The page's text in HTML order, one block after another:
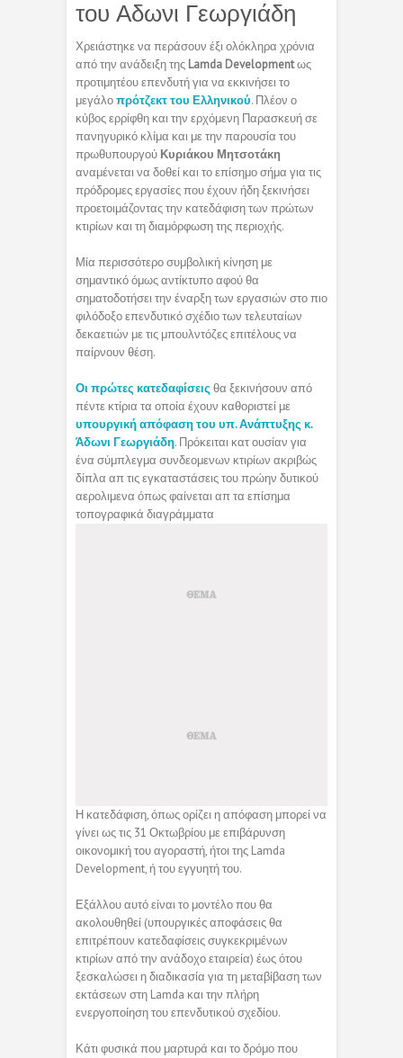
του Αδωνι Γεωργιάδη
Χρειάστηκε να περάσουν έξι ολόκληρα χρόνια
από την ανάδειξη της Lamda Developmentως
προτιμητέου επενδυτή για να εκκινήσει το
μεγάλοπρότζεκτ του Ελληνικού. Πλέον ο
κύβος ερρίφθη και την ερχόμενη Παρασκευή σε
πανηγυρικό κλίμα και με την παρουσία του
πρωθυπουργού Κυριάκου Μητσοτάκη
αναμένεται να δοθεί και το επίσημο σήμα για τις
πρόδρομες εργασίες που έχουν ήδη ξεκινήσει
προετοιμάζοντας την κατεδάφιση των πρώτων
κτιρίων και τη διαμόρφωση της περιοχής.
Μία περισσότερο συμβολική κίνηση με
σημαντικό όμως αντίκτυπο αφού θα
σηματοδοτήσει την έναρξη των εργασιών στο πιο
φιλόδοξο επενδυτικό σχέδιο των τελευταίων
δεκαετιών με τις μπουλντόζες επιτέλους να
παίρνουν θέση.
Οι πρώτες κατεδαφίσεις θα ξεκινήσουν από
πέντε κτίρια τα οποία έχουν καθοριστεί με
υπουργική απόφαση του υπ. Ανάπτυξης κ.
Άδωνι Γεωργιάδη. Πρόκειται κατ ουσίαν για
ένα σύμπλεγμα συνδεομενων κτιρίων ακριβώς
δίπλα απ τις εγκαταστάσεις του πρώην δυτικού
αερολιμενα όπως φαίνεται απ τα επίσημα
τοπογραφικά διαγράμματα
Η κατεδάφιση, όπως ορίζει η απόφαση μπορεί να
γίνει ως τις 31 Οκτωβρίου με επιβάρυνση
οικονομική του αγοραστή, ήτοι της Lamda
Development, ή του εγγυητή του.
Εξάλλου αυτό είναι το μοντέλο που θα
ακολουθηθεί (υπουργικές αποφάσεις θα
επιτρέπουν κατεδαφίσεις συγκεκριμένων
κτιρίων από την ανάδοχο εταιρεία) έως ότου
ξεσκαλώσει η διαδικασία για τη μεταβίβαση των
εκτάσεων στη Lamda και την πλήρη
ενεργοποίηση του επενδυτικού σχεδίου.
Κάτι φυσικά που μαρτυρά και το δρόμο που